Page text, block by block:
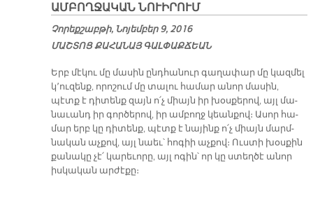
ԱՄԲՈՂՋԱԿԱՆ ՆՈՒԻՐՈՒՄ
Չորեքշաբթի, Նոյեմբեր 9, 2016
ՄԱՇ­ՏՈՑ ՔԱ­ՀԱ­ՆԱՅ ԳԱԼ­ՓԱՔ­ՃԵԱՆ
Երբ մէ­կու մը մա­սին ընդ­հա­նուր գա­ղա­փար մը կազ­մել
կ՚ու­զենք, ո­րո­շում մը տա­լու հա­մար ա­նոր մա­սին,
պէտք է դի­տենք զայն ո՛չ միայն իր խօս­քե­րով, այլ մա­
նա­ւանդ իր գոր­ծե­րով, իր ամ­բողջ կեան­քով։ Ա­սոր հա­
մար երբ կը դի­տենք, պէտք է նա­յինք ո՛չ միայն մարմ­
նա­կան աչ­քով, այլ նաեւ՝ հո­գիի աչ­քով։ Ուս­տի խօս­քին
քա­նա­կը չէ՛ կա­րե­ւո­րը, այլ ո­գին՝ որ կը ստեղ­ծէ ա­նոր
իս­կա­կան ար­ժէ­քը։